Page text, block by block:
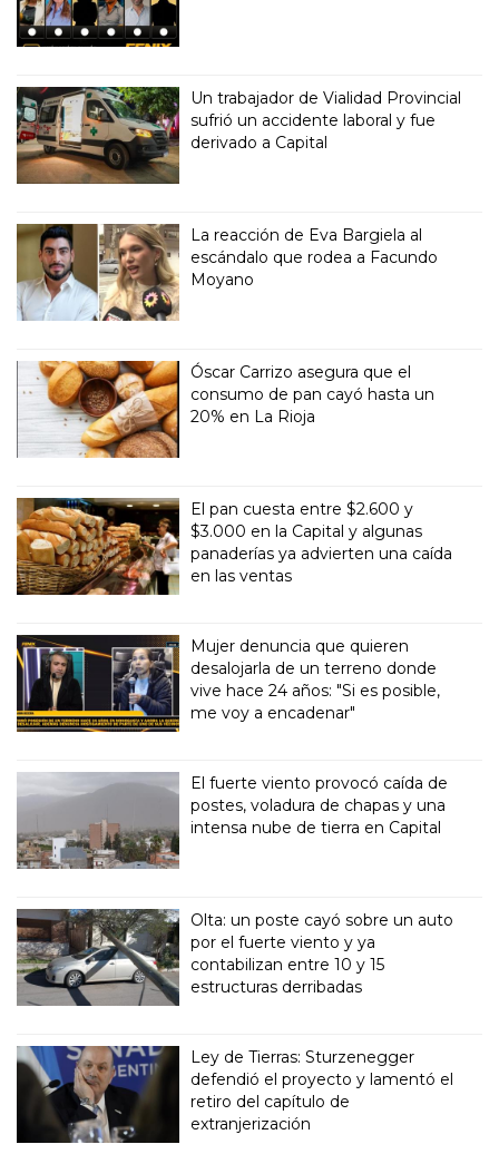
Un trabajador de Vialidad Provincial
sufrió un accidente laboral y fue
derivado a Capital
La reacción de Eva Bargiela al
escándalo que rodea a Facundo
Moyano
Óscar Carrizo asegura que el
consumo de pan cayó hasta un
20% en La Rioja
El pan cuesta entre $2.600 y
$3.000 en la Capital y algunas
panaderías ya advierten una caída
en las ventas
Mujer denuncia que quieren
desalojarla de un terreno donde
vive hace 24 años: "Si es posible,
me voy a encadenar"
El fuerte viento provocó caída de
postes, voladura de chapas y una
intensa nube de tierra en Capital
Olta: un poste cayó sobre un auto
por el fuerte viento y ya
contabilizan entre 10 y 15
estructuras derribadas
Ley de Tierras: Sturzenegger
defendió el proyecto y lamentó el
retiro del capítulo de
extranjerización